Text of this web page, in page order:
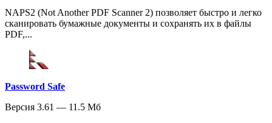
NAPS2 (Not Another PDF Scanner 2) позволяет быстро и легко
сканировать бумажные документы и сохранять их в файлы
PDF,...
Password Safe
Версия 3.61 — 11.5 Мб